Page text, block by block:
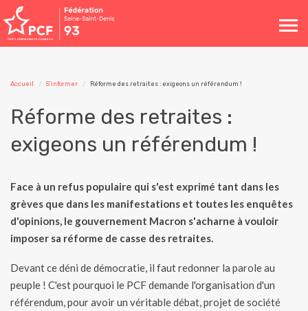
Toggle
navigation
Accueil S'informer Réforme des retraites : exigeons un référendum !
Réforme des retraites :
exigeons un référendum !
Face à un refus populaire qui s'est exprimé tant dans les
grèves que dans les manifestations et toutes les enquêtes
d'opinions, le gouvernement Macron s'acharne à vouloir
imposer sa réforme de casse des retraites.
Devant ce déni de démocratie, il faut redonner la parole au
peuple ! C'est pourquoi le PCF demande l'organisation d'un
référendum, pour avoir un véritable débat, projet de société